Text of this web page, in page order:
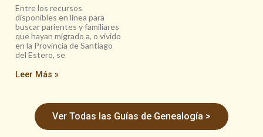
Entre los recursos
disponibles en línea para
buscar parientes y familiares
que hayan migrado a, o vivido
en la Provincia de Santiago
del Estero, se
Leer Más »
Ver Todas las Guías de Genealogía >